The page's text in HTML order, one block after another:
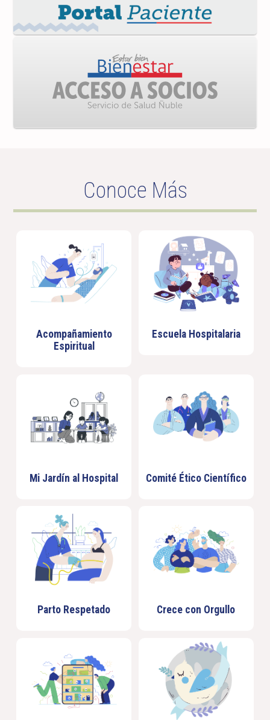
Conoce Más
Acompañamiento
Espiritual
Escuela Hospitalaria
Mi Jardín al Hospital Comité Ético Científico
Parto Respetado Crece con Orgullo